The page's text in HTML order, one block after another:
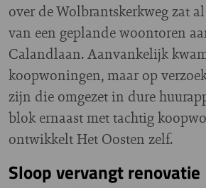
over de Wolbrantskerkweg zat
van een geplande woontoren
Calandlaan. Aanvankelijk
koopwoningen, maar op
zijn die omgezet in dure
blok ernaast met tachtig
ontwikkelt Het Oosten zelf.
Sloop vervangt renovatie